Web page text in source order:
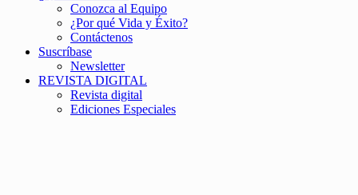
Conozca al Equipo
¿Por qué Vida y Éxito?
Contáctenos
Suscríbase
Newsletter
REVISTA DIGITAL
Revista digital
Ediciones Especiales